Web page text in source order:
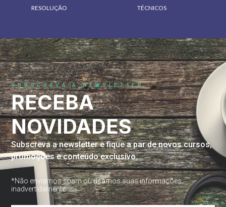
RESOLUÇÃO
TÉCNICOS
SUBSCREVA A NEWSLETTER
RECEBA
NOVIDADES
Subscreva a newsletter e fique a par de novos cursos,
promoções e conteúdo exclusivo.
*Não enviamos spam ou usamos suas informações
inadvertidamente